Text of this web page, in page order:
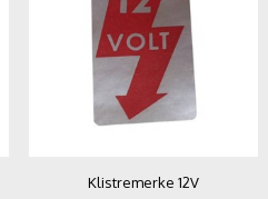
Klistremerke 12V